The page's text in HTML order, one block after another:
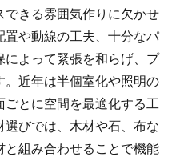
できる雰囲気作りに欠かせ
置や動線の工夫、十分なパ
によって緊張を和らげ、プ
。近年は半個室化や照明の
とに空間を最適化する工
びでは、木材や石、布な
と組み合わせることで機能